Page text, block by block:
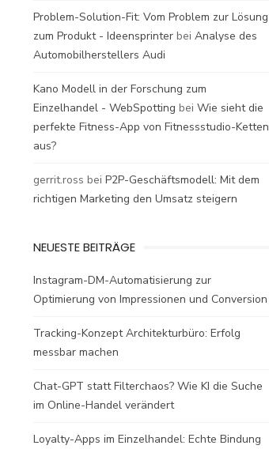
Problem-Solution-Fit: Vom Problem zur Lösung
zum Produkt - Ideensprinter bei Analyse des
Automobilherstellers Audi
Kano Modell in der Forschung zum
Einzelhandel - WebSpotting bei Wie sieht die
perfekte Fitness-App von Fitnessstudio-Ketten
aus?
gerrit.ross bei P2P-Geschäftsmodell: Mit dem
richtigen Marketing den Umsatz steigern
NEUESTE BEITRÄGE
Instagram-DM-Automatisierung zur
Optimierung von Impressionen und Conversion
Tracking-Konzept Architekturbüro: Erfolg
messbar machen
Chat-GPT statt Filterchaos? Wie KI die Suche
im Online-Handel verändert
Loyalty-Apps im Einzelhandel: Echte Bindung